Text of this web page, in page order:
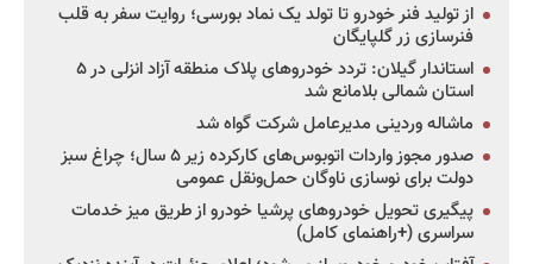
از تولید فنر خودرو تا تولد یک نماد بورسی؛ روایت سفر به قلب
فنرسازی زر گلپایگان
استاندار گیلان: تردد خودروهای پلاک منطقه آزاد انزلی در ۵
استان شمالی بلامانع شد
ماشاله وردینی مدیرعامل شرکت گواه شد
صدور مجوز واردات اتوبوس‌های کارکرده زیر ۵ سال؛ چراغ سبز
دولت برای نوسازی ناوگان حمل‌ونقل عمومی
پیگیری تحویل خودروهای پرشیا خودرو از طریق میز خدمات
سراسری (+راهنمای کامل)